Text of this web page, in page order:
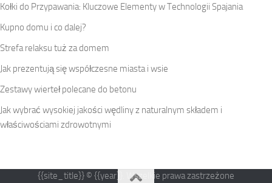
Kołki do Przypawania: Kluczowe Elementy w Technologii Spajania
Kupno domu i co dalej?
Strefa relaksu tuż za domem
Jak prezentują się współczesne miasta i wsie
Zestawy wierteł polecane do betonu
Jak wybrać wysokiej jakości wędliny z naturalnym składem i
właściwościami zdrowotnymi
{{site_title}} © {{year}}. Wszelkie prawa zastrzeżone